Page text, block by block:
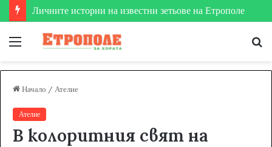
Личните истории на известни зетьове на Етрополе
Меню
Начало / Ателие
Ателие
В колоритния свят на